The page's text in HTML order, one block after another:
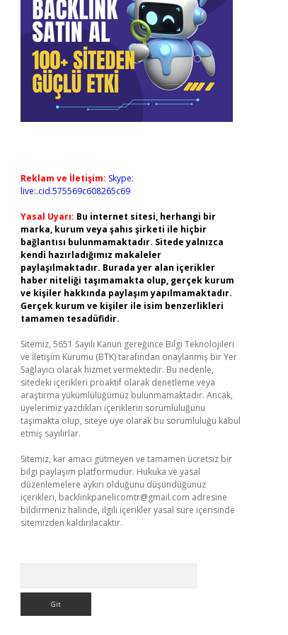
Reklam ve İletişim: Skype:
live:.cid.575569c608265c69
Yasal Uyarı: Bu internet sitesi, herhangi bir
marka, kurum veya şahıs şirketi ile hiçbir
bağlantısı bulunmamaktadır. Sitede yalnızca
kendi hazırladığımız makaleler
paylaşılmaktadır. Burada yer alan içerikler
haber niteliği taşımamakta olup, gerçek kurum
ve kişiler hakkında paylaşım yapılmamaktadır.
Gerçek kurum ve kişiler ile isim benzerlikleri
tamamen tesadüfidir.
Sitemiz, 5651 Sayılı Kanun gereğince Bilgi Teknolojileri
ve İletişim Kurumu (BTK) tarafından onaylanmış bir Yer
Sağlayıcı olarak hizmet vermektedir. Bu nedenle,
sitedeki içerikleri proaktif olarak denetleme veya
araştırma yükümlülüğümüz bulunmamaktadır. Ancak,
üyelerimiz yazdıkları içeriklerin sorumluluğunu
taşımakta olup, siteye üye olarak bu sorumluluğu kabul
etmiş sayılırlar.
Sitemiz, kar amacı gütmeyen ve tamamen ücretsiz bir
bilgi paylaşım platformudur. Hukuka ve yasal
düzenlemelere aykırı olduğunu düşündüğünüz
içerikleri, backlinkpanelicomtr@gmail.com adresine
bildirmeniz halinde, ilgili içerikler yasal süre içerisinde
sitemizden kaldırılacaktır.